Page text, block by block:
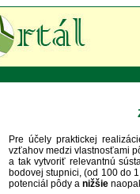
Pre účely praktickej
vzťahov medzi vlastnosťami
a tak vytvoriť relevantnú
bodovej stupnici, (od 100 do
potenciál pôdy a nižšie